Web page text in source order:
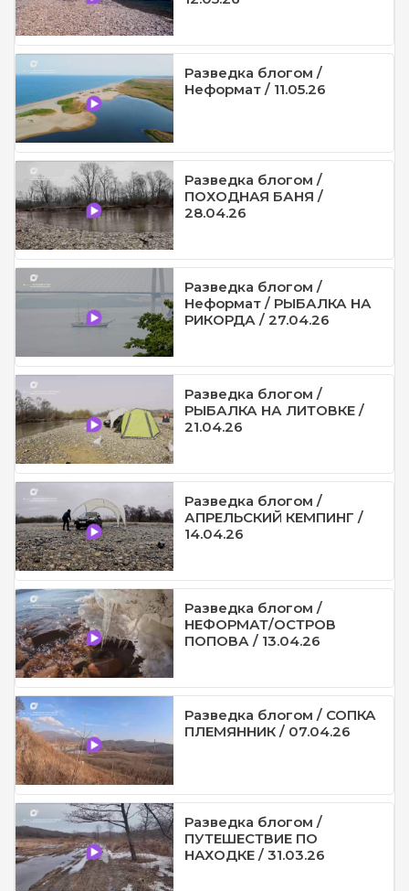
Разведка блогом /
Неформат / 11.05.26
Разведка блогом /
ПОХОДНАЯ БАНЯ /
28.04.26
Разведка блогом /
Неформат / РЫБАЛКА НА
РИКОРДА / 27.04.26
Разведка блогом /
РЫБАЛКА НА ЛИТОВКЕ /
21.04.26
Разведка блогом /
АПРЕЛЬСКИЙ КЕМПИНГ /
14.04.26
Разведка блогом /
НЕФОРМАТ/ОСТРОВ
ПОПОВА / 13.04.26
Разведка блогом / СОПКА
ПЛЕМЯННИК / 07.04.26
Разведка блогом /
ПУТЕШЕСТВИЕ ПО
НАХОДКЕ / 31.03.26